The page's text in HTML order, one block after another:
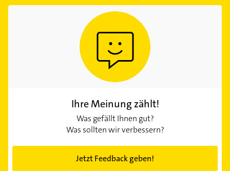
Ihre Meinung zählt!
Was gefällt Ihnen gut?
Was sollten wir verbessern?
Jetzt Feedback geben!